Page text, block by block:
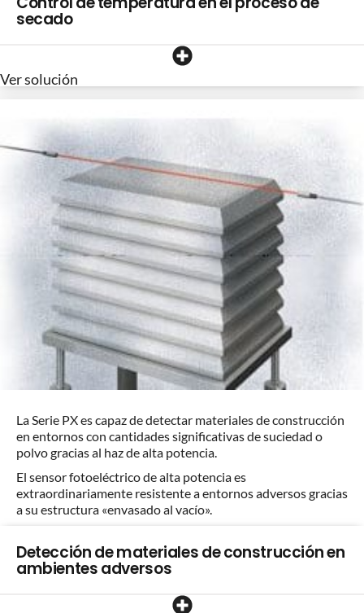
secado
Ver solución
La Serie PX es capaz de detectar materiales de construcción
en entornos con cantidades significativas de suciedad o
polvo gracias al haz de alta potencia.
El sensor fotoeléctrico de alta potencia es
extraordinariamente resistente a entornos adversos gracias
a su estructura «envasado al vacío».
Detección de materiales de construcción en
ambientes adversos